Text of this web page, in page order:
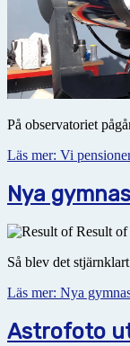
På observatoriet
Läs mer: Vi
Nya
Så blev det
Läs mer: Nya
Astrofoto